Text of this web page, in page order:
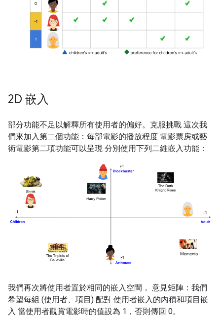
2D 嵌入
部分功能不足以解釋所有使用者的偏好。克服挑戰 這次我
們來加入第二個功能：每部電影的播放程度 電影票房或藝
術電影第二項功能可以呈現 分別使用下列二維嵌入功能：
我們再次將使用者置於相同的嵌入空間， 意見矩陣：我們
希望每組 (使用者、項目) 配對 使用者嵌入的內積和項目嵌
入 當使用者觀賞電影時的值設為 1，否則傳回 0。